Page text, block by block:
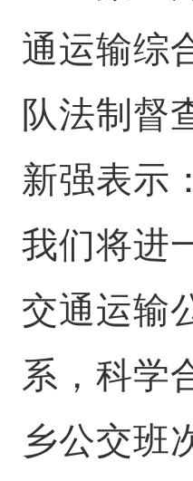
通运输综
队法制督
新强表示
我们将进
交通运输
系，科学
乡公交班